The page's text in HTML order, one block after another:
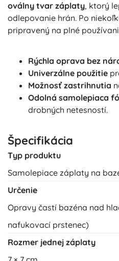
oválny tvar záplaty, ktorý
odlepovanie hrán. Po
pripravený na plné
Rýchla oprava bez
Univerzálne použitie
Možnosť zastrihnutia
Odolná samolepiaca
drobných netesností.
Špecifikácia
Typ produktu
Samolepiace záplaty na
Určenie
Opravy častí bazéna nad
nafukovací prstenec)
Rozmer jednej záplaty